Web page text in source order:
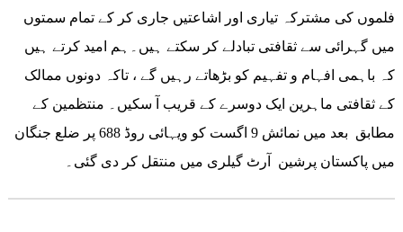
فلموں کی مشترکہ تیاری اور اشاعتیں جاری کر کے تمام سمتوں
میں گہرائی سے ثقافتی تبادلے کر سکتے ہیں۔ہم امید کرتے ہیں
کہ باہمی افہام و تفہیم کو بڑھاتے رہیں گے ، تاکہ دونوں ممالک
کے ثقافتی ماہرین ایک دوسرے کے قریب آ سکیں۔ منتظمین کے
مطابق بعد میں نمائش 9 اگست کو ویہائی روڈ 688 پر ضلع جنگان
میں پاکستان پرشین آرٹ گیلری میں منتقل کر دی گئی۔